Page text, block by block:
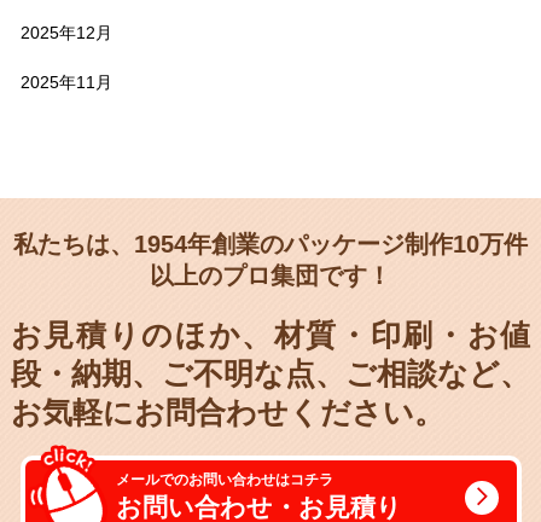
2025年12月
2025年11月
私たちは、1954年創業のパッケージ制作10万件
以上のプロ集団です！
お見積りのほか、材質・印刷・お値
段・納期、
ご不明な点、ご相談など、
お気軽にお問合わせください。
メールでのお問い合わせはコチラ
お問い合わせ・お見積り